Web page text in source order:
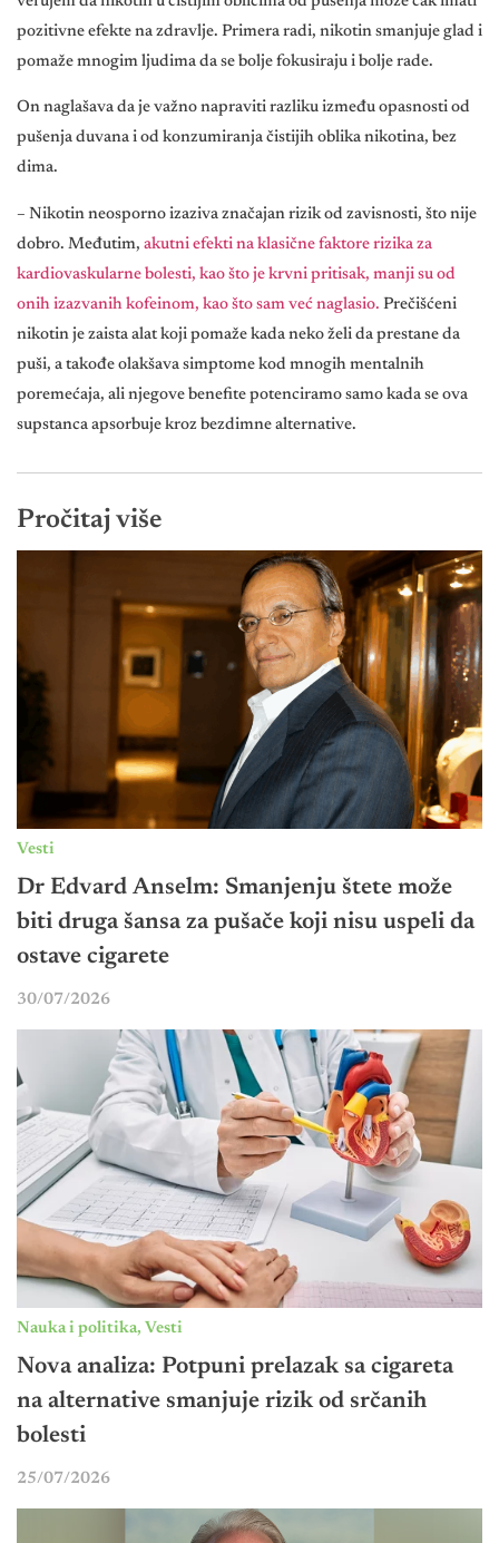
pozitivne efekte na zdravlje. Primera radi, nikotin smanjuje glad i
pomaže mnogim ljudima da se bolje fokusiraju i bolje rade.
On naglašava da je važno napraviti razliku između opasnosti od
pušenja duvana i od konzumiranja čistijih oblika nikotina, bez
dima.
– Nikotin neosporno izaziva značajan rizik od zavisnosti, što nije
dobro. Međutim, akutni efekti na klasične faktore rizika za
kardiovaskularne bolesti, kao što je krvni pritisak, manji su od
onih izazvanih kofeinom, kao što sam već naglasio. Prečišćeni
nikotin je zaista alat koji pomaže kada neko želi da prestane da
puši, a takođe olakšava simptome kod mnogih mentalnih
poremećaja, ali njegove benefite potenciramo samo kada se ova
supstanca apsorbuje kroz bezdimne alternative.
Pročitaj više
Vesti
Dr Edvard Anselm: Smanjenju štete može
biti druga šansa za pušače koji nisu uspeli da
ostave cigarete
30/07/2026
Nauka i politika, Vesti
Nova analiza: Potpuni prelazak sa cigareta
na alternative smanjuje rizik od srčanih
bolesti
25/07/2026